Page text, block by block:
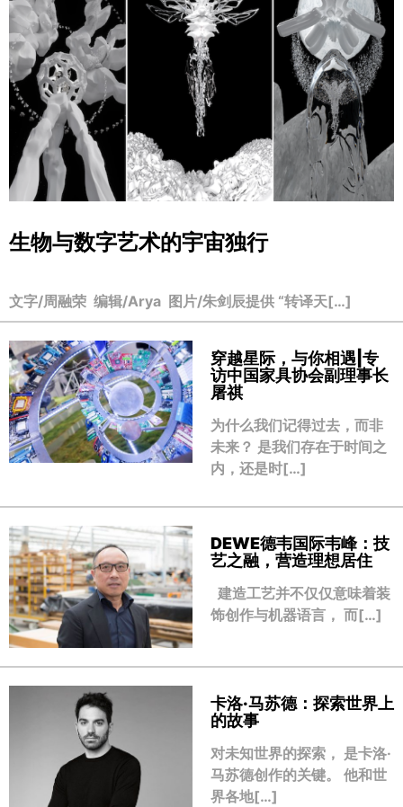
生物与数字艺术的宇宙独行
文字/周融荣 编辑/Arya 图片/朱剑辰提供 “转译天[…]
穿越星际，与你相遇|专
访中国家具协会副理事长
屠祺
为什么我们记得过去，而非
未来？ 是我们存在于时间之
内，还是时[…]
DEWE德韦国际韦峰：技
艺之融，营造理想居住
建造工艺并不仅仅意味着装
饰创作与机器语言， 而[…]
卡洛·马苏德：探索世界上
的故事
对未知世界的探索， 是卡洛·
马苏德创作的关键。 他和世
界各地[…]